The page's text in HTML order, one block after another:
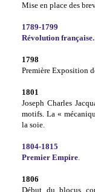
Mise en place des
1789-1799
Révolution française.
1798
Première Exposition
1801
Joseph Charles
motifs. La «
la soie.
1804-1815
Premier Empire.
1806
Début du blocus